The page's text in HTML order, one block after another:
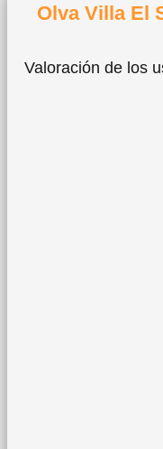
Olva Villa El
Valoración de los